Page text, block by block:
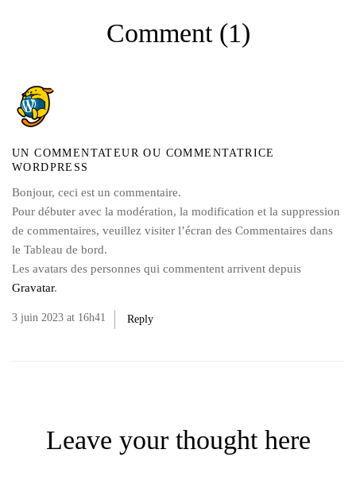
Comment (1)
UN COMMENTATEUR OU COMMENTATRICE
WORDPRESS
Bonjour, ceci est un commentaire.
Pour débuter avec la modération, la modification et la suppression
de commentaires, veuillez visiter l’écran des Commentaires dans
le Tableau de bord.
Les avatars des personnes qui commentent arrivent depuis
Gravatar.
3 juin 2023 at 16h41 Reply
Leave your thought here